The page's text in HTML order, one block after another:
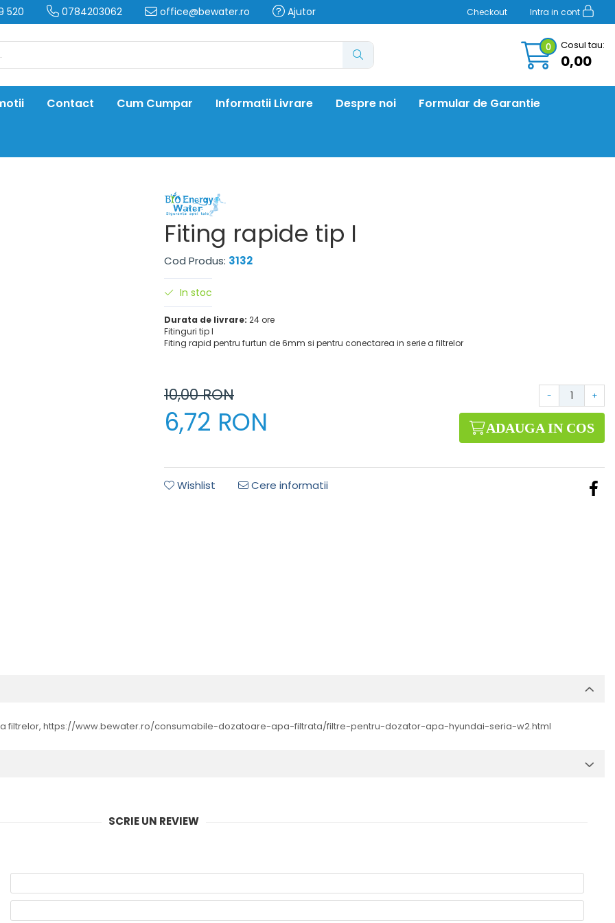
520 0784203062 office@bewater.ro Ajutor Checkout Intra in cont
0 Cosul tau:
0,00
Contact Cum Cumpar Informatii Livrare Despre noi Formular de Garantie
Fiting rapide tip I
Cod Produs: 3132
In stoc
Durata de livrare: 24 ore
Fitinguri tip I
Fiting rapid pentru furtun de 6mm si pentru conectarea in serie a filtrelor
10,00RON
6,72 RON
- +
ADAUGA IN COS
Wishlist Cere informatii
a filtrelor, https://www.bewater.ro/consumabile-dozatoare-apa-filtrata/filtre-pentru-dozator-apa-hyundai-seria-w2.html
SCRIE UN REVIEW